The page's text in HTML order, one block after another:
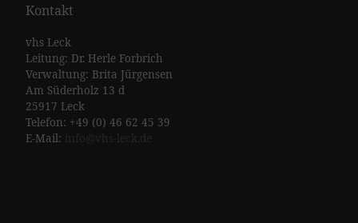
Kontakt
vhs Leck
Leitung: Dr. Herle Forbrich
Verwaltung: Brita Jürgensen
Am Süderholz 13 d
25917 Leck
Telefon: +49 (0) 46 62 45 39
E-Mail: